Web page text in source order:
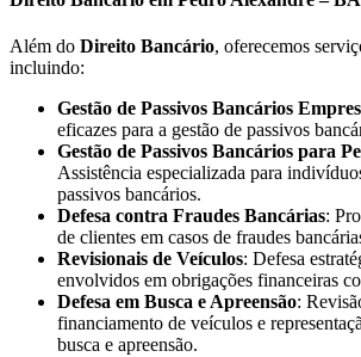
Além do Direito Bancário, oferecemos
incluindo:
Gestão de Passivos Bancários
eficazes para a gestão de passivos
Gestão de Passivos Bancários para
Assistência especializada para
passivos bancários.
Defesa contra Fraudes Bancárias:
de clientes em casos de fraudes
Revisionais de Veículos: Defesa
envolvidos em obrigações financeiras
Defesa em Busca e Apreensão:
financiamento de veículos e
busca e apreensão.